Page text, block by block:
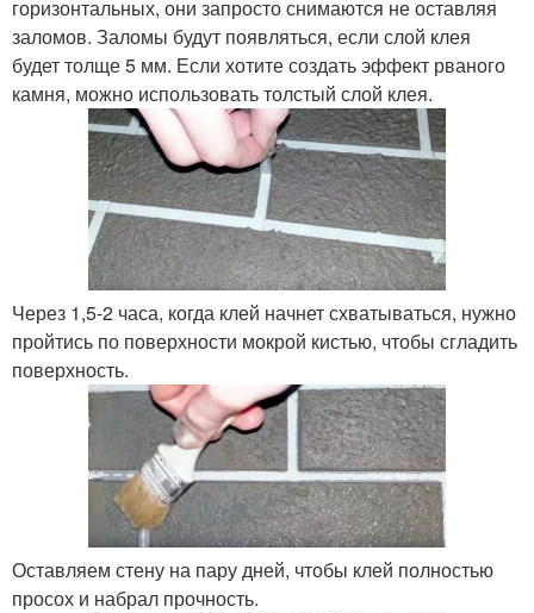
горизонтальных, они запросто снимаются не оставляя
заломов. Заломы будут появляться, если слой клея
будет толще 5 мм. Если хотите создать эффект рваного
камня, можно использовать толстый слой клея.
Через 1,5-2 часа, когда клей начнет схватываться, нужно
пройтись по поверхности мокрой кистью, чтобы сгладить
поверхность.
Оставляем стену на пару дней, чтобы клей полностью
просох и набрал прочность.